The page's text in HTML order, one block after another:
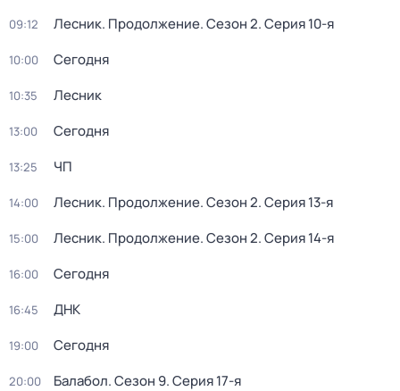
09:12 Лесник. Продолжение. Сезон 2. Серия 10-я
10:00 Сегодня
10:35 Лесник
13:00 Сегодня
13:25 ЧП
14:00 Лесник. Продолжение. Сезон 2. Серия 13-я
15:00 Лесник. Продолжение. Сезон 2. Серия 14-я
16:00 Сегодня
16:45 ДНК
19:00 Сегодня
20:00 Балабол. Сезон 9. Серия 17-я